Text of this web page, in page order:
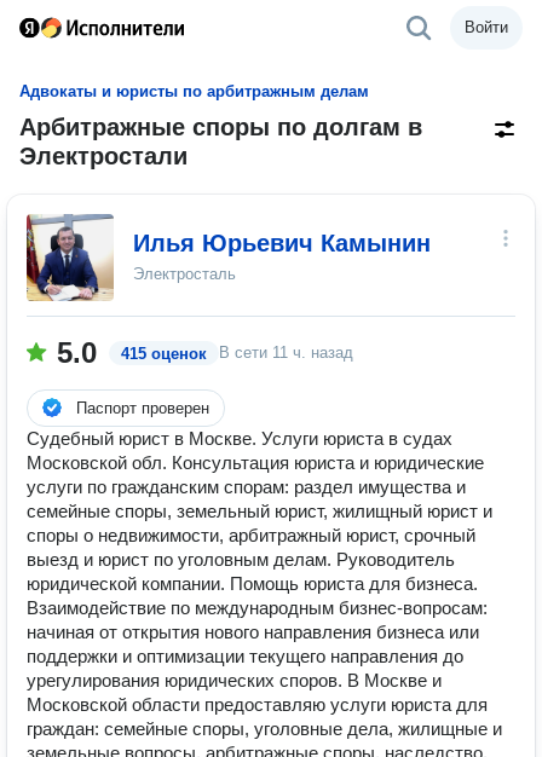
Войти
Адвокаты и юристы по арбитражным делам
Арбитражные споры по долгам в
Электростали
Илья Юрьевич Камынин
Электросталь
5.0 415 оценок В сети 11 ч. назад
Паспорт проверен
Судебный юрист в Москве. Услуги юриста в судах
Московской обл. Консультация юриста и юридические
услуги по гражданским спорам: раздел имущества и
семейные споры, земельный юрист, жилищный юрист и
споры о недвижимости, арбитражный юрист, срочный
выезд и юрист по уголовным делам. Руководитель
юридической компании. Помощь юриста для бизнеса.
Взаимодействие по международным бизнес-вопросам:
начиная от открытия нового направления бизнеса или
поддержки и оптимизации текущего направления до
урегулирования юридических споров. В Москве и
Московской области предоставляю услуги юриста для
граждан: семейные споры, уголовные дела, жилищные и
земельные вопросы, арбитражные споры, наследство,